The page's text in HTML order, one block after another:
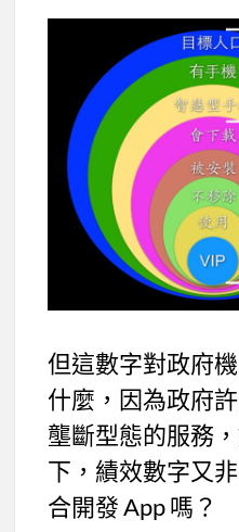
但這數字對政府
什麼，因為政府
壟斷型態的服務
下，績效數字又
合開發 App 嗎？